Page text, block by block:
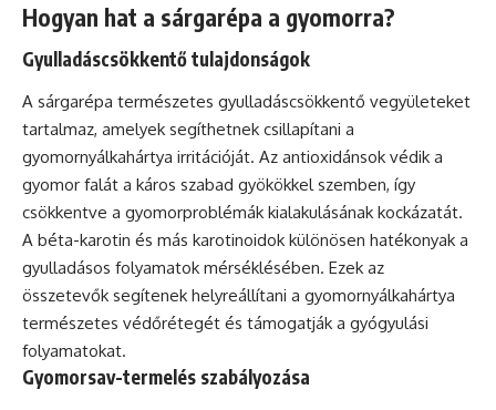
Hogyan hat a sárgarépa a gyomorra?
Gyulladáscsökkentő tulajdonságok
A sárgarépa természetes gyulladáscsökkentő vegyületeket
tartalmaz, amelyek segíthetnek csillapítani a
gyomornyálkahártya irritációját. Az antioxidánsok védik a
gyomor falát a káros szabad gyökökkel szemben, így
csökkentve a gyomorproblémák kialakulásának kockázatát.
A béta-karotin és más karotinoidok különösen hatékonyak a
gyulladásos folyamatok mérséklésében. Ezek az
összetevők segítenek helyreállítani a gyomornyálkahártya
természetes védőrétegét és támogatják a gyógyulási
folyamatokat.
Gyomorsav-termelés szabályozása